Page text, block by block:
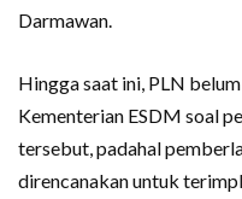
Darmawan.
Hingga saat ini, PLN
Kementerian ESDM soal
tersebut, padahal
direncanakan untuk